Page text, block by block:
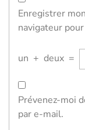
Enregistrer
navigateur
un + deux =
Prévenez-moi
par e-mail.